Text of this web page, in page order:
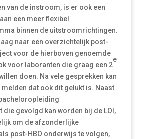
van de instroom, is er ook een
een meer flexibel
binnen de uitstroomrichtingen.
naar een overzichtelijk post-
voor de hierboven genoemde
voor laboranten die graag een 2
e
doen. Na vele gesprekken kan
melden dat ook dit gelukt is. Naast
die gevolgd kan worden bij de LOI,
om de afzonderlijke
post-HBO onderwijs te volgen,